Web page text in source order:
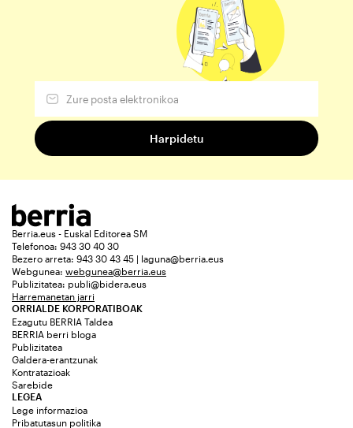
Berria.eus - Euskal Editorea SM
Telefonoa: 943 30 40 30
Bezero arreta: 943 30 43 45 | laguna@berria.eus
Webgunea: webgunea@berria.eus
Publizitatea: publi@bidera.eus
Harremanetan jarri
ORRIALDE KORPORATIBOAK
Ezagutu BERRIA Taldea
BERRIA berri bloga
Publizitatea
Galdera-erantzunak
Kontratazioak
Sarebide
LEGEA
Lege informazioa
Pribatutasun politika